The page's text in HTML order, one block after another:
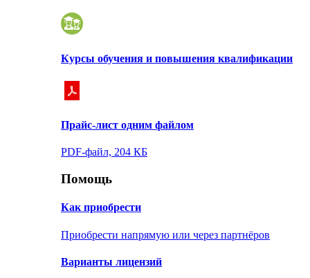
Курсы обучения и повышения квалификации
Прайс-лист одним файлом
PDF-файл, 204 КБ
Помощь
Как приобрести
Приобрести напрямую или через партнёров
Варианты лицензий